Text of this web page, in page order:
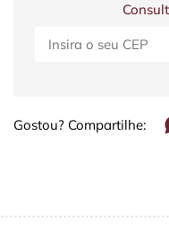
Gostou? Compartilhe: